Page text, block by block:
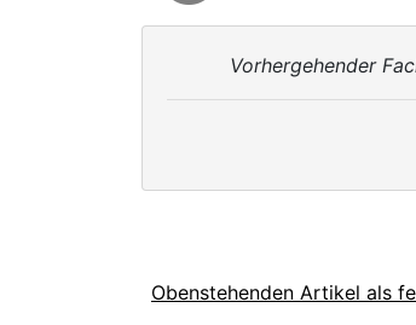
Vorhergehender
Obenstehenden Artikel als